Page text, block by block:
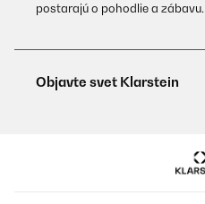
postarajú o pohodlie a zábavu.